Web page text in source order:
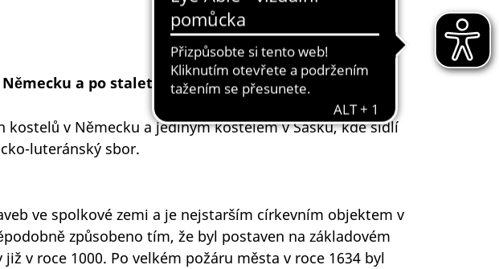
a po staletí ji využívají katolíci i protestanti.
v Německu a jediným kostelem v Sasku, kde sídlí
luteránský sbor.
ve spolkové zemi a je nejstarším církevním objektem v
způsobeno tím, že byl postaven na základovém
v roce 1000. Po velkém požáru města v roce 1634 byl